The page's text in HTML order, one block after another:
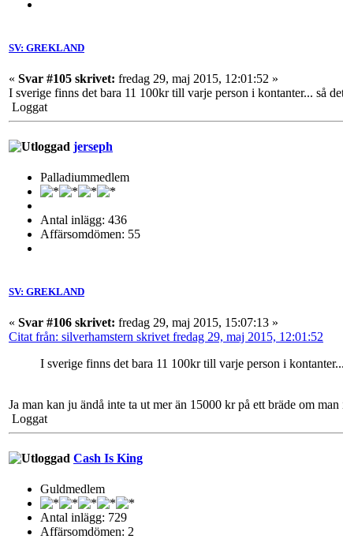
SV: GREKLAND
« Svar #105 skrivet: fredag 29, maj 2015, 12:01:52 »
I sverige finns det bara 11 100kr till varje person i kontanter... så
Loggat
jerseph
Palladiummedlem
Antal inlägg: 436
Affärsomdömen: 55
SV: GREKLAND
« Svar #106 skrivet: fredag 29, maj 2015, 15:07:13 »
Citat från: silverhamstern skrivet fredag 29, maj 2015, 12:01:52
I sverige finns det bara 11 100kr till varje person i
Ja man kan ju ändå inte ta ut mer än 15000 kr på ett bräde om
Loggat
Cash Is King
Guldmedlem
Antal inlägg: 729
Affärsomdömen: 2